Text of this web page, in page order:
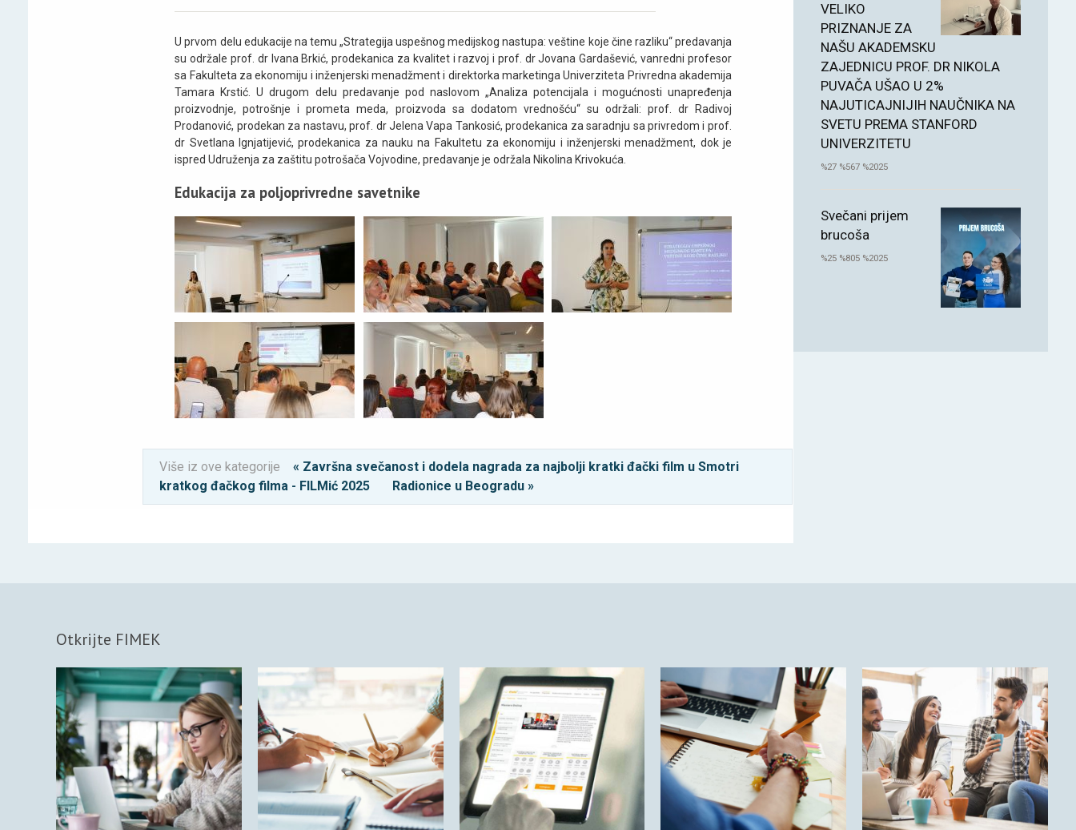
U prvom delu edukacije na temu „Strategija uspešnog medijskog nastupa: veštine koje čine razliku“ predavanja
su održale prof. dr Ivana Brkić, prodekanica za kvalitet i razvoj i prof. dr Jovana Gardašević, vanredni profesor
sa Fakulteta za ekonomiju i inženjerski menadžment i direktorka marketinga Univerziteta Privredna akademija
Tamara Krstić. U drugom delu predavanje pod naslovom „Analiza potencijala i mogućnosti unapređenja
proizvodnje, potrošnje i prometa meda, proizvoda sa dodatom vrednošću“ su održali: prof. dr Radivoj
Prodanović, prodekan za nastavu, prof. dr Jelena Vapa Tankosić, prodekanica za saradnju sa privredom i prof.
dr Svetlana Ignjatijević, prodekanica za nauku na Fakultetu za ekonomiju i inženjerski menadžment, dok je
ispred Udruženja za zaštitu potrošača Vojvodine, predavanje je održala Nikolina Krivokuća.
Edukacija za poljoprivredne savetnike
Više iz ove kategorije
« Završna svečanost i dodela nagrada za najbolji kratki đački film u Smotri
kratkog đačkog filma - FILMić 2025
Radionice u Beogradu »
VELIKO
PRIZNANJE ZA
NAŠU AKADEMSKU
ZAJEDNICU PROF. DR NIKOLA
PUVAČA UŠAO U 2%
NAJUTICAJNIJIH NAUČNIKA NA
SVETU PREMA STANFORD
UNIVERZITETU
%27 %567 %2025
Svečani prijem
brucoša
%25 %805 %2025
Otkrijte FIMEK